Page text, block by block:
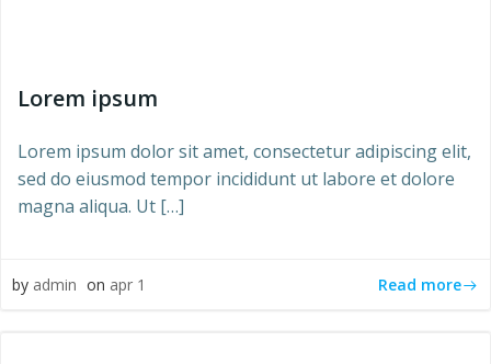
Lorem ipsum
Lorem ipsum dolor sit amet, consectetur adipiscing elit,
sed do eiusmod tempor incididunt ut labore et dolore
magna aliqua. Ut […]
by admin on apr 1 Read more